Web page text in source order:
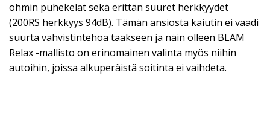
ohmin puhekelat sekä erittän suuret herkkyydet
(200RS herkkyys 94dB). Tämän ansiosta kaiutin ei vaadi
suurta vahvistintehoa taakseen ja näin olleen BLAM
Relax -mallisto on erinomainen valinta myös niihin
autoihin, joissa alkuperäistä soitinta ei vaihdeta.